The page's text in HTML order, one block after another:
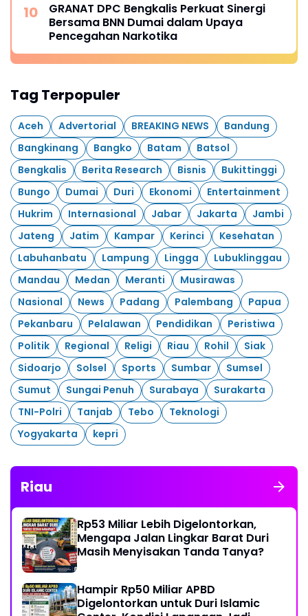
GRANAT DPC Bengkalis Perkuat Sinergi
Bersama BNN Dumai dalam Upaya
Pencegahan Narkotika
Tag Terpopuler
Aceh Advertorial BREAKING NEWS
Bandung
Bangkinang
Bangko Batam
Batsol
Bengkalis
Berita Research Bisnis
Bukittinggi
Bungo
Dumai Duri Ekonomi
Entertainment
Hukrim
Internasional Jabar Jakarta
Jambi
Jateng
Jatim Kampar Kerinci
Kesehatan
Labuhanbatu
Lampung Lingga
Lubuklinggau
Mandau
Medan Meranti
Musirawas
Nasional
News Padang Palembang
Papua
Pekanbaru
Pelalawan Pendidikan
Peristiwa
Politik
Regional Religi Riau Rohil
Siak
Sidoarjo
Solsel Sports Sumbar
Sumsel
Sumut
Sungai Penuh Surabaya
Surakarta
TNI-Polri
Tanjab Tebo
Teknologi
Yogyakarta
kepri
Riau
Rp53 Miliar Lebih Digelontorkan,
Mengapa Jalan Lingkar Barat Duri
Masih Menyisakan Tanda Tanya?
Hampir Rp50 Miliar APBD
Digelontorkan untuk Duri Islamic